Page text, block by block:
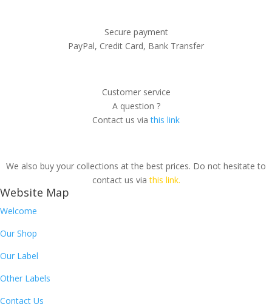
Secure payment
PayPal, Credit Card, Bank Transfer
Customer service
A question ?
Contact us viathis link
We also buy your collections at the best prices. Do not hesitate to
contact us viathis link.
Website Map
Welcome
Our Shop
Our Label
Other Labels
Contact Us